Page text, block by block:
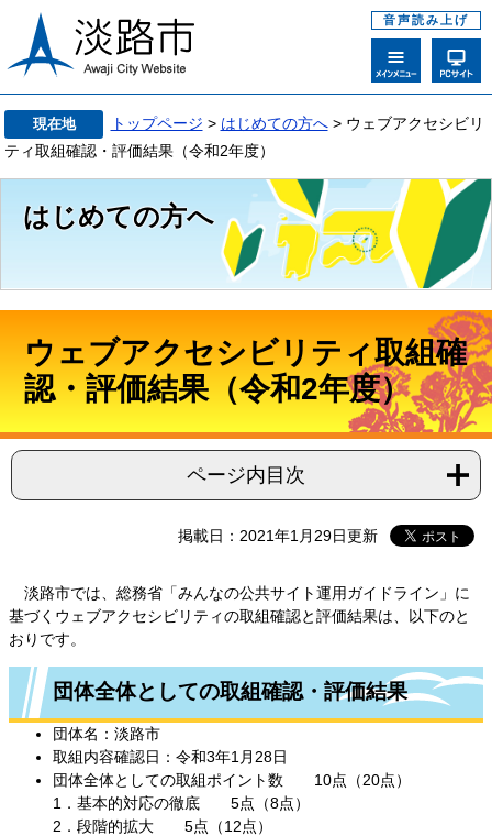
音声読み上げ
現在地 トップページ > はじめての方へ> ウェブアクセシビリ
ティ取組確認・評価結果（令和2年度）
はじめての方へ
ウェブアクセシビリティ取組確
認・評価結果（令和2年度）
ページ内目次
掲載日：2021年1月29日更新
淡路市では、総務省「みんなの公共サイト運用ガイドライン」に
基づくウェブアクセシビリティの取組確認と評価結果は、以下のと
おりです。
団体全体としての取組確認・評価結果
団体名：淡路市
取組内容確認日：令和3年1月28日
団体全体としての取組ポイント数 10点（20点）
1．基本的対応の徹底 5点（8点）
2．段階的拡大 5点（12点）